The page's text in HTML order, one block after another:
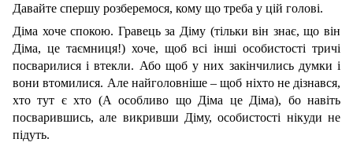
Давайте спершу розберемося, кому що треба у цій голові.
Діма хоче спокою. Гравець за Діму (тільки він знає, що він
Діма, це таємниця!) хоче, щоб всі інші особистості тричі
посварилися і втекли. Або щоб у них закінчились думки і
вони втомилися. Але найголовніше – щоб ніхто не дізнався,
хто тут є хто (А особливо що Діма це Діма), бо навіть
посварившись, але викривши Діму, особистості нікуди не
підуть.